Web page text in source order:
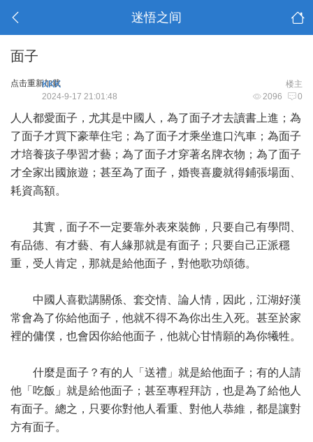
迷悟之间
面子
点击重新加载 楼主
KKK
2096 0
2024-9-17 21:01:48
人人都愛面子，尤其是中國人，為了面子才去讀書上進；為
了面子才買下豪華住宅；為了面子才乘坐進口汽車；為面子
才培養孩子學習才藝；為了面子才穿著名牌衣物；為了面子
才全家出國旅遊；甚至為了面子，婚喪喜慶就得鋪張場面、
耗資高額。
其實，面子不一定要靠外表來裝飾，只要自己有學問、
有品德、有才藝、有人緣那就是有面子；只要自己正派穩
重，受人肯定，那就是給他面子，對他歌功頌德。
中國人喜歡講關係、套交情、論人情，因此，江湖好漢
常會為了你給他面子，他就不得不為你出生入死。甚至於家
裡的傭僕，也會因你給他面子，他就心甘情願的為你犧牲。
什麼是面子？有的人「送禮」就是給他面子；有的人請
他「吃飯」就是給他面子；甚至專程拜訪，也是為了給他人
有面子。總之，只要你對他人看重、對他人恭維，都是讓對
方有面子。